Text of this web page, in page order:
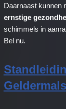
Daarnaast kunnen
ernstige
schimmels in
Bel nu.